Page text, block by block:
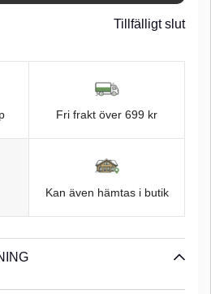
Tillfälligt slut
Fri frakt över 699 kr
Kan även hämtas i butik